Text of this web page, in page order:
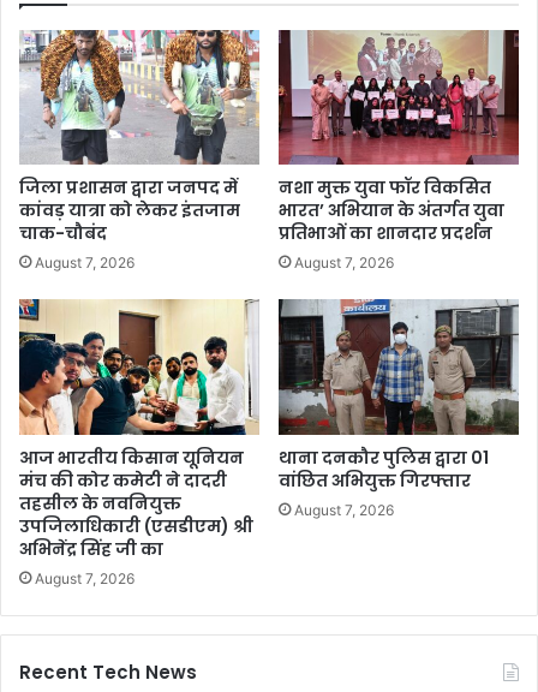
जिला प्रशासन द्वारा जनपद में
कांवड़ यात्रा को लेकर इंतजाम
चाक-चौबंद
August 7, 2026
नशा मुक्त युवा फॉर विकसित
भारत’ अभियान के अंतर्गत युवा
प्रतिभाओं का शानदार प्रदर्शन
August 7, 2026
आज भारतीय किसान यूनियन
मंच की कोर कमेटी ने दादरी
तहसील के नवनियुक्त
उपजिलाधिकारी (एसडीएम) श्री
अभिनेंद्र सिंह जी का
August 7, 2026
थाना दनकौर पुलिस द्वारा 01
वांछित अभियुक्त गिरफ्तार
August 7, 2026
Recent Tech News